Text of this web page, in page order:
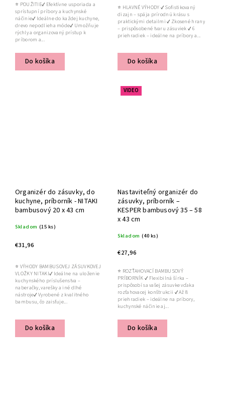
Do košíka
⭐ POUŽITIE✔ Efektívne usporiada a
sprístupní príbory a kuchynské
náčinie✔ Ideálne do každej kuchyne,
drevo nepodlieha móde✔ Umožňuje
rýchly a organizovaný prístup k
príborom a...
Do košíka
⭐ HLAVNÉ VÝHODY ✔ Sofistikovaný
dizajn – spája prírodnú krásu s
praktickými detailmi ✔ Zkosené hrany
– prispôsobené tvaru zásuviek ✔ 6
priehradiek – ideálne na príbory a...
Organizér do zásuvky, do
kuchyne, príborník - NITAKI
bambusový 20 x 43 cm
Skladom (15 ks)
€31,96
Do košíka
⭐ VÝHODY BAMBUSOVEJ ZÁSUVKOVEJ
VLOŽKY NITAKI✔ Ideálne na uloženie
kuchynského príslušenstva –
naberačky, varešky a iné dlhé
nástroje✔ Vyrobené z kvalitného
bambusu, čo zaisťuje...
VIDEO
Nastaviteľný organizér do
zásuvky, príborník –
KESPER bambusový 35 – 58
x 43 cm
Skladom (40 ks)
€27,96
Do košíka
⭐ ROZŤAHOVACÍ BAMBUSOVÝ
PRÍBORNÍK ✔ Flexibilná šírka –
prispôsobí sa vašej zásuvke vďaka
rozťahovacej konštrukcii ✔ Až 8
priehradiek – ideálne na príbory,
kuchynské náčinie aj...